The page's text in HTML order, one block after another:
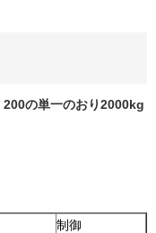
の単一のおり2000kg
制御